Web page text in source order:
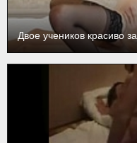
Двое учеников красиво